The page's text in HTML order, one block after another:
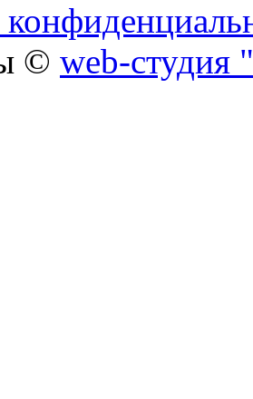
© web-студия